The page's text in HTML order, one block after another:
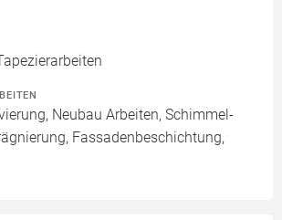
Neubau Arbeiten, Schimmel-
Fassadenbeschichtung,